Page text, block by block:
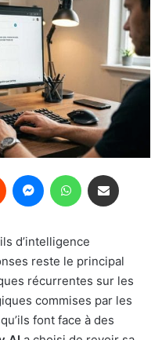
Reddit MessengerWhatsApp
d’intelligence
reste le principal
récurrentes sur les
commises par les
font face à des